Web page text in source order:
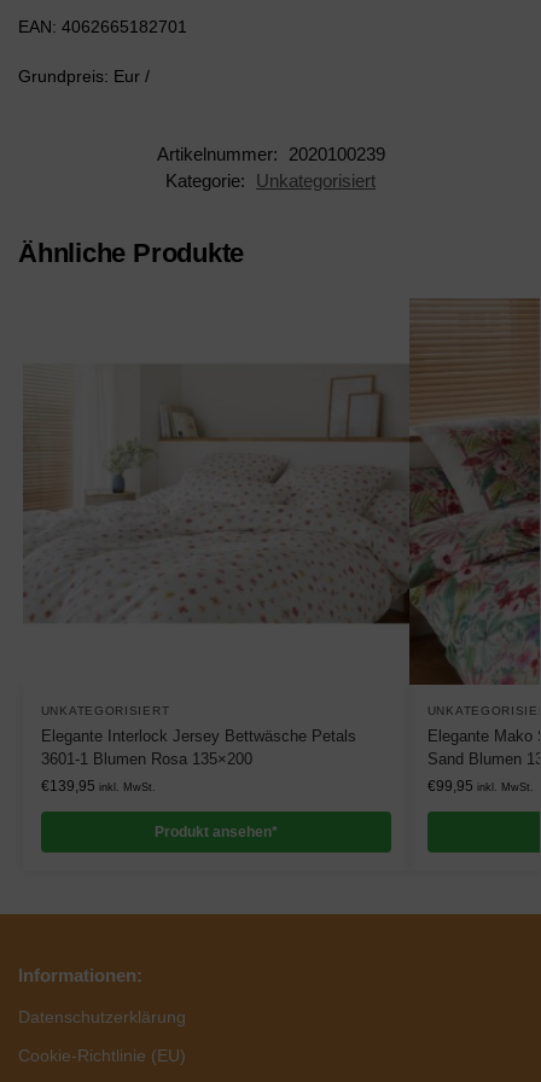
EAN: 4062665182701
Grundpreis: Eur /
Artikelnummer:
2020100239
Kategorie:
Unkategorisiert
Ähnliche Produkte
UNKATEGORISIERT
Elegante Interlock Jersey Bettwäsche Petals
3601-1 Blumen Rosa 135×200
€139,95 inkl. MwSt.
Produkt ansehen*
Elegante Mako
Sand Blumen
€99,95 inkl. MwSt.
Informationen:
Datenschutzerklärung
Cookie-Richtlinie (EU)